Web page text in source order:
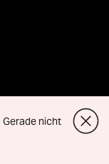
Gerade nicht